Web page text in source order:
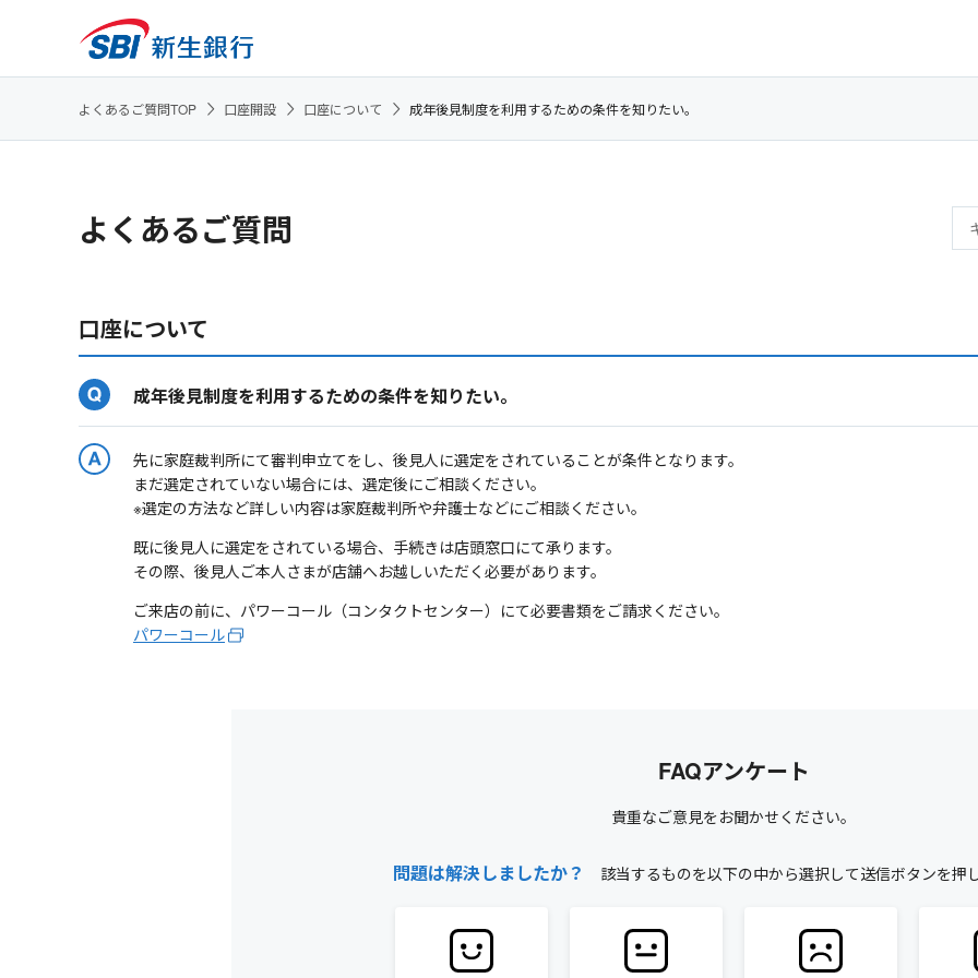
よくあるご質問TOP 口座開設 口座について 成年後見制度を利用するための条件を知りたい。
よくあるご質問
口座について
成年後見制度を利用するための条件を知りたい。
先に家庭裁判所にて審判申立てをし、後見人に選定をされていることが条件となります。
まだ選定されていない場合には、選定後にご相談ください。
※選定の方法など詳しい内容は家庭裁判所や弁護士などにご相談ください。
既に後見人に選定をされている場合、手続きは店頭窓口にて承ります。
その際、後見人ご本人さまが店舗へお越しいただく必要があります。
ご来店の前に、パワーコール（コンタクトセンター）にて必要書類をご請求ください。
パワーコール
FAQアンケート
貴重なご意見をお聞かせください。
問題は解決しましたか？ 該当するものを以下の中から選択して送信ボタンを押